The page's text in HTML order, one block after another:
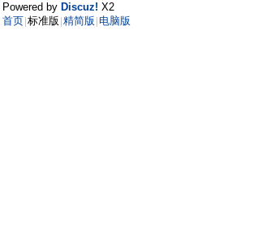
Powered by Discuz! X2
首页 标准版 精简版 电脑版